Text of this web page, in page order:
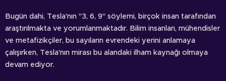
Bugün dahi, Tesla'nın "3, 6, 9" söylemi, birçok insan tarafından
araştırılmakta ve yorumlanmaktadır. Bilim insanları, mühendisler
ve metafizikçiler, bu sayıların evrendeki yerini anlamaya
çalışırken, Tesla'nın mirası bu alandaki ilham kaynağı olmaya
devam ediyor.